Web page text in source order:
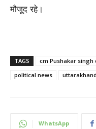
मौजूद रहे।
TAGS cm Pushakar singh
political news
WhatsApp